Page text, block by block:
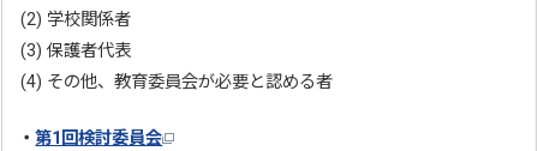
(2) 学校関係者
(3) 保護者代表
(4) その他、教育委員会が必要と認める者
・第1回検討委員会